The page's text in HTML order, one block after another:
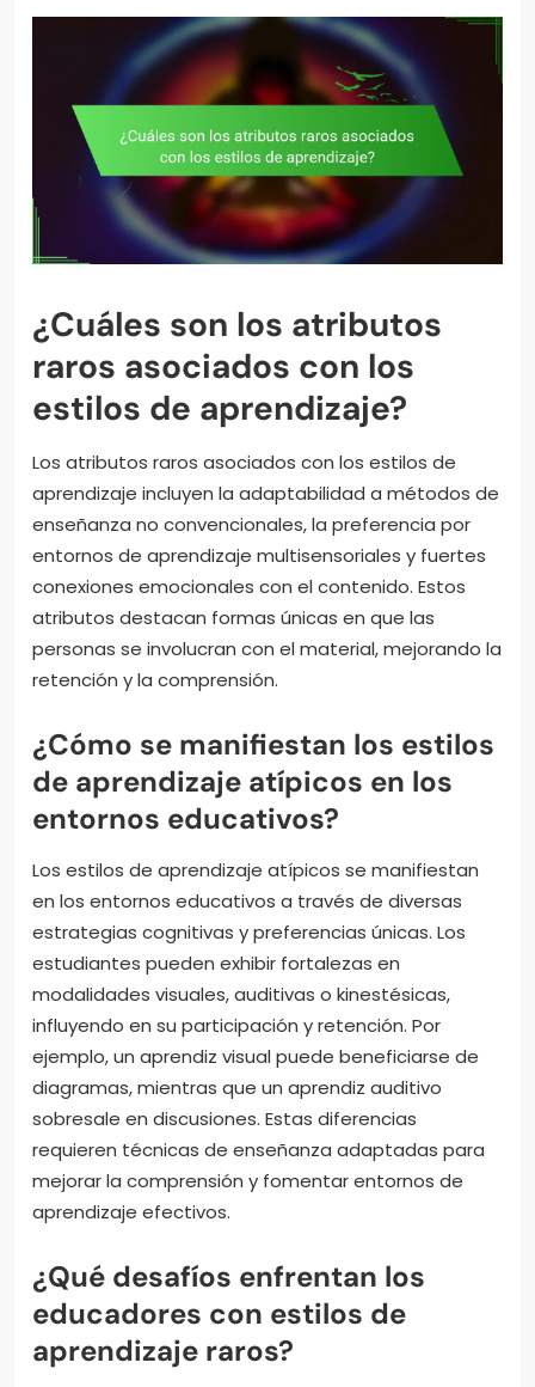
¿Cuáles son los atributos
raros asociados con los
estilos de aprendizaje?
Los atributos raros asociados con los estilos de
aprendizaje incluyen la adaptabilidad a métodos de
enseñanza no convencionales, la preferencia por
entornos de aprendizaje multisensoriales y fuertes
conexiones emocionales con el contenido. Estos
atributos destacan formas únicas en que las
personas se involucran con el material, mejorando la
retención y la comprensión.
¿Cómo se manifiestan los estilos
de aprendizaje atípicos en los
entornos educativos?
Los estilos de aprendizaje atípicos se manifiestan
en los entornos educativos a través de diversas
estrategias cognitivas y preferencias únicas. Los
estudiantes pueden exhibir fortalezas en
modalidades visuales, auditivas o kinestésicas,
influyendo en su participación y retención. Por
ejemplo, un aprendiz visual puede beneficiarse de
diagramas, mientras que un aprendiz auditivo
sobresale en discusiones. Estas diferencias
requieren técnicas de enseñanza adaptadas para
mejorar la comprensión y fomentar entornos de
aprendizaje efectivos.
¿Qué desafíos enfrentan los
educadores con estilos de
aprendizaje raros?